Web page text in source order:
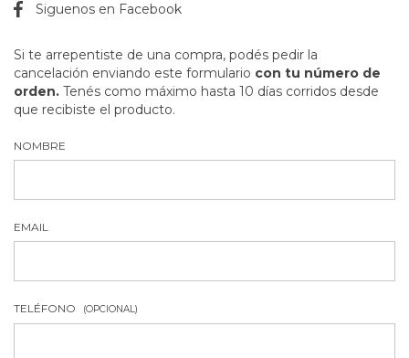
Siguenos en Facebook
Si te arrepentiste de una compra, podés pedir la
cancelación enviando este formulario con tu número de
orden. Tenés como máximo hasta 10 días corridos desde
que recibiste el producto.
NOMBRE
EMAIL
TELÉFONO (OPCIONAL)